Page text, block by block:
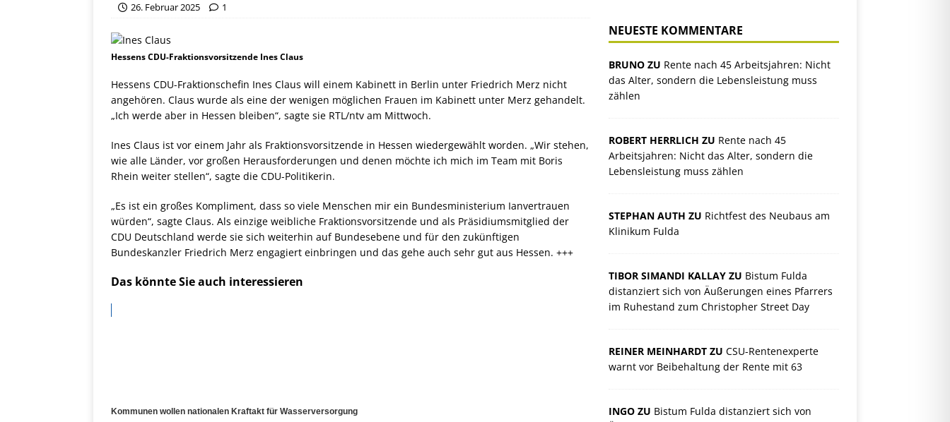
26. Februar 2025 1
Hessens CDU-Fraktionsvorsitzende Ines Claus
Hessens CDU-Fraktionschefin Ines Claus will einem Kabinett in Berlin unter Friedrich Merz nicht
angehören. Claus wurde als eine der wenigen möglichen Frauen im Kabinett unter Merz gehandelt.
„Ich werde aber in Hessen bleiben“, sagte sie RTL/ntv am Mittwoch.
Ines Claus ist vor einem Jahr als Fraktionsvorsitzende in Hessen wiedergewählt worden. „Wir stehen,
wie alle Länder, vor großen Herausforderungen und denen möchte ich mich im Team mit Boris
Rhein weiter stellen“, sagte die CDU-Politikerin.
„Es ist ein großes Kompliment, dass so viele Menschen mir ein Bundesministerium Ianvertrauen
würden“, sagte Claus. Als einzige weibliche Fraktionsvorsitzende und als Präsidiumsmitglied der
CDU Deutschland werde sie sich weiterhin auf Bundesebene und für den zukünftigen
Bundeskanzler Friedrich Merz engagiert einbringen und das gehe auch sehr gut aus Hessen. +++
Das könnte Sie auch interessieren
Kommunen wollen nationalen Kraftakt für Wasserversorgung
NEUESTE KOMMENTARE
BRUNO ZU Rente nach 45 Arbeitsjahren: Nicht
das Alter, sondern die Lebensleistung muss
zählen
ROBERT HERRLICH ZU Rente nach 45
Arbeitsjahren: Nicht das Alter, sondern die
Lebensleistung muss zählen
STEPHAN AUTH ZU Richtfest des Neubaus am
Klinikum Fulda
TIBOR SIMANDI KALLAY ZU Bistum Fulda
distanziert sich von Äußerungen eines Pfarrers
im Ruhestand zum Christopher Street Day
REINER MEINHARDT ZU CSU-Rentenexperte
warnt vor Beibehaltung der Rente mit 63
INGO ZU Bistum Fulda distanziert sich von